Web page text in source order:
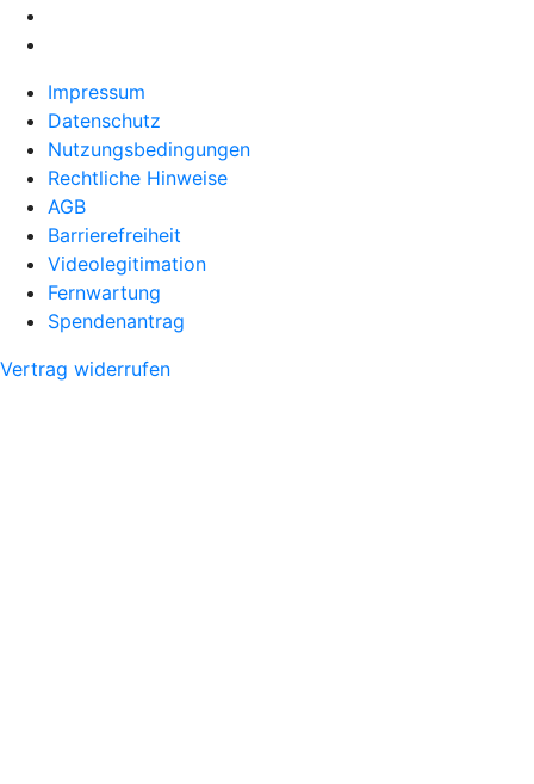
Impressum
Datenschutz
Nutzungsbedingungen
Rechtliche Hinweise
AGB
Barrierefreiheit
Videolegitimation
Fernwartung
Spendenantrag
Vertrag widerrufen